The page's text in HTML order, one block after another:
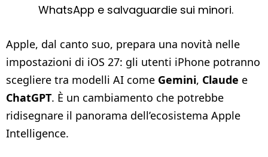
WhatsApp e salvaguardie sui minori.
Apple, dal canto suo, prepara una novità nelle
impostazioni di iOS 27: gli utenti iPhone potranno
scegliere tra modelli AI come Gemini, Claude e
ChatGPT. È un cambiamento che potrebbe
ridisegnare il panorama dell’ecosistema Apple
Intelligence.